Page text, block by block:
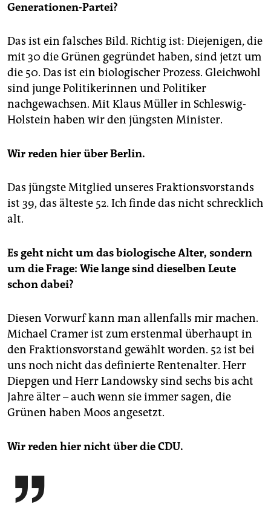
Generationen-Partei?
Das ist ein falsches Bild. Richtig ist: Diejenigen, die
mit 30 die Grünen gegründet haben, sind jetzt um
die 50. Das ist ein biologischer Prozess. Gleichwohl
sind junge Politikerinnen und Politiker
nachgewachsen. Mit Klaus Müller in Schleswig-
Holstein haben wir den jüngsten Minister.
Wir reden hier über Berlin.
Das jüngste Mitglied unseres Fraktionsvorstands
ist 39, das älteste 52. Ich finde das nicht schrecklich
alt.
Es geht nicht um das biologische Alter, sondern
um die Frage: Wie lange sind dieselben Leute
schon dabei?
Diesen Vorwurf kann man allenfalls mir machen.
Michael Cramer ist zum erstenmal überhaupt in
den Fraktionsvorstand gewählt worden. 52 ist bei
uns noch nicht das definierte Rentenalter. Herr
Diepgen und Herr Landowsky sind sechs bis acht
Jahre älter – auch wenn sie immer sagen, die
Grünen haben Moos angesetzt.
Wir reden hier nicht über die CDU.
